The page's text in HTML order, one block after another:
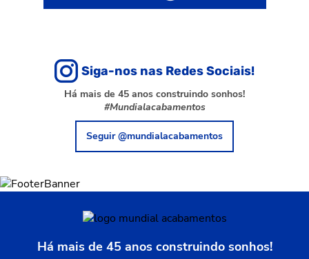
Siga-nos nas Redes Sociais!
Há mais de 45 anos construindo sonhos!
#Mundialacabamentos
Seguir @mundialacabamentos
Há mais de 45 anos construindo sonhos!